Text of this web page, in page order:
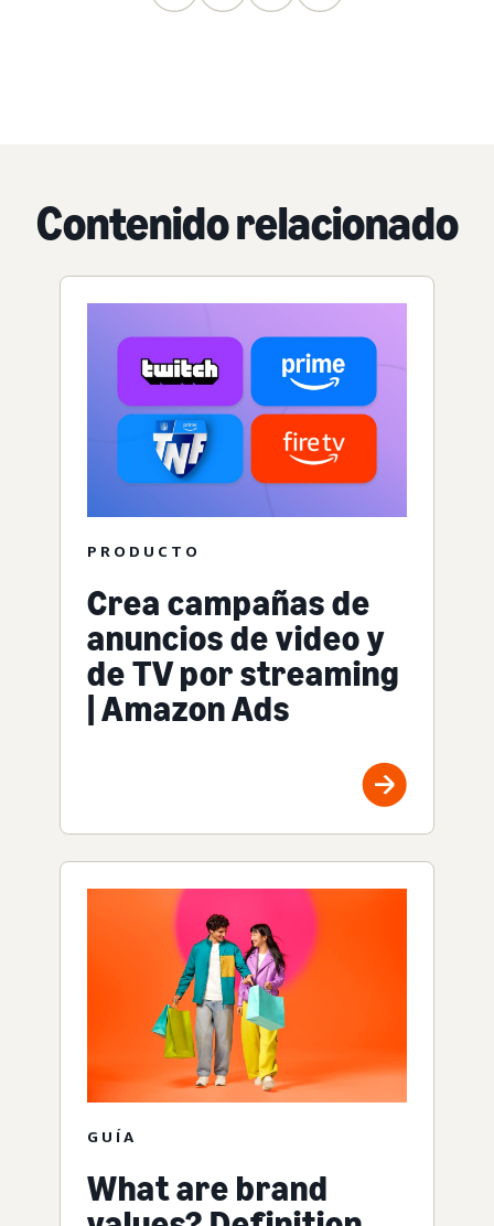
Contenido relacionado
PRODUCTO
Crea campañas de
anuncios de video y
de TV por streaming
| Amazon Ads
GUÍA
What are brand